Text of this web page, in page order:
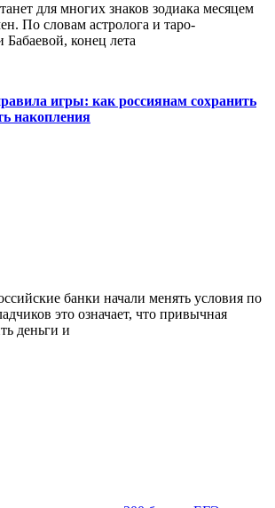
для многих знаков зодиака месяцем
По словам астролога и таро-
конец лета
игры: как россиянам сохранить
накопления
банки начали менять условия по
это означает, что привычная
деньги и